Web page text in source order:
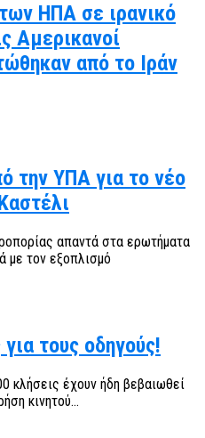
ΗΠΑ σε ιρανικό
Αμερικανοί
από το Ιράν
την ΥΠΑ για το νέο
απαντά στα ερωτήματα
με τον εξοπλισμό
τους οδηγούς!
κλήσεις έχουν ήδη βεβαιωθεί
κινητού...